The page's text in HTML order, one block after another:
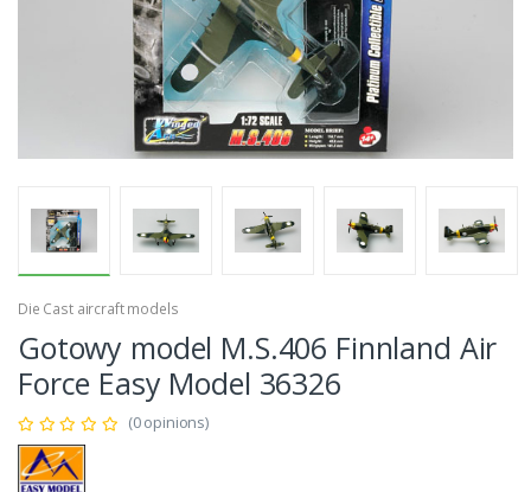
Die Cast aircraft models
Gotowy model M.S.406 Finnland Air
Force Easy Model 36326
(0 opinions)